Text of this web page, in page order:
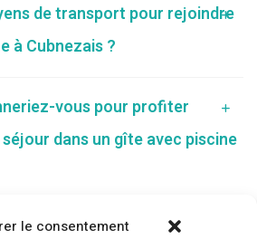
le consentement
de transport pour rejoindre
à Cubnezais ?
vous pour profiter
dans un gîte avec piscine